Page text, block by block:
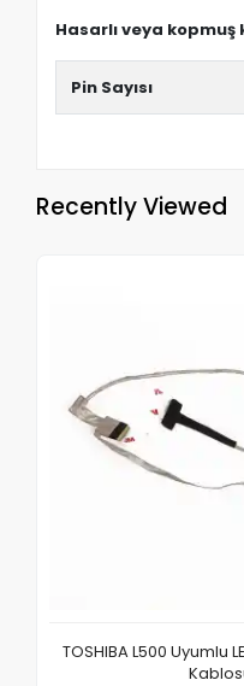
Hasarlı veya
Pin Sayısı
Recently Viewed
TOSHIBA L500 Uyumlu